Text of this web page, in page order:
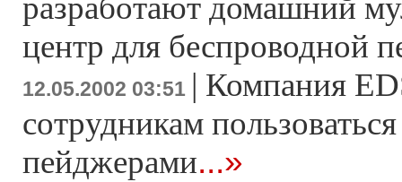
разработают домашний
центр для беспроводной
12.05.2002 03:51 | Компания
сотрудникам
пейджерами...»